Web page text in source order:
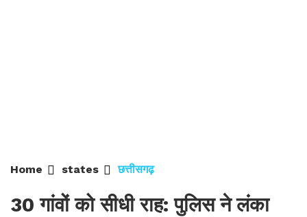
Home states छत्तीसगढ़
30 गांवों को सीधी राह: पुलिस ने लंका